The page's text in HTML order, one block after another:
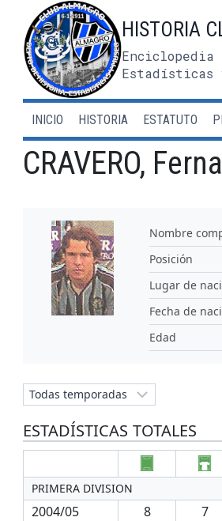
contenido
HISTORIA
Enciclopedia
Estadísticas
INICIO HISTORIA ESTATUTO
CRAVERO,
Nombre
Posición
Lugar de
Fecha de
Edad
ESTADÍSTICAS TOTALES
PRIMERA DIVISION
2004/05 8 7